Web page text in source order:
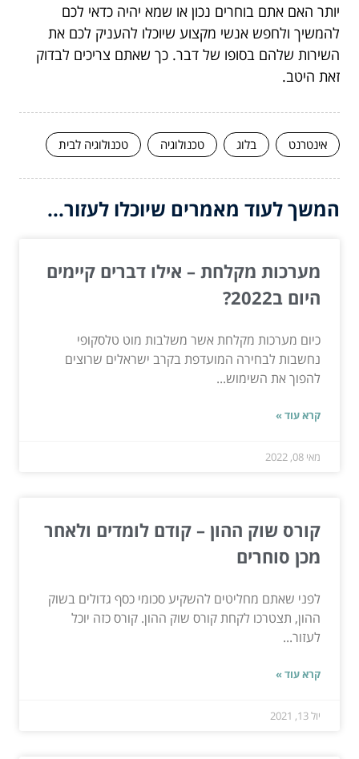
יותר האם אתם בוחרים נכון או שמא יהיה כדאי לכם
להמשיך ולחפש אנשי מקצוע שיוכלו להעניק לכם את
השירות שלהם בסופו של דבר. כך שאתם צריכים לבדוק
זאת היטב.
אינטרנט בלוג טכנולוגיה טכנולוגיה לבית
המשך לעוד מאמרים שיוכלו לעזור...
מערכות מקלחת – אילו דברים קיימים
היום ב2022?
כיום מערכות מקלחת אשר משלבות מוט טלסקופי
נחשבות לבחירה המועדפת בקרב ישראלים שרוצים
להפוך את השימוש...
קרא עוד »
מאי 08, 2022
קורס שוק ההון – קודם לומדים ולאחר
מכן סוחרים
לפני שאתם מחליטים להשקיע סכומי כסף גדולים בשוק
ההון, תצטרכו לקחת קורס שוק ההון. קורס כזה יוכל
לעזור...
קרא עוד »
יול 13, 2021